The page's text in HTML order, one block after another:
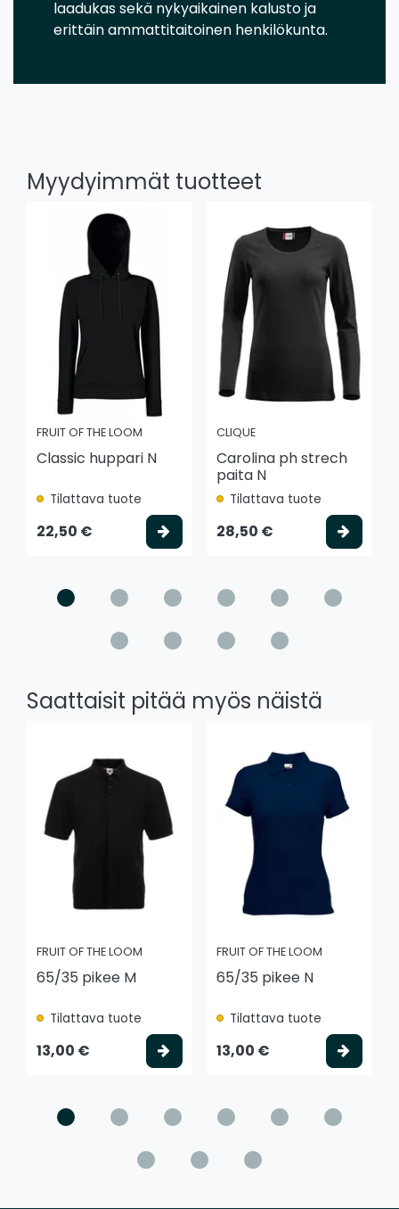
laadukas sekä nykyaikainen kalusto ja
erittäin ammattitaitoinen henkilökunta.
Myydyimmät tuotteet
FRUIT OF THE LOOM
Classic huppari N
Tilattava tuote
22,50 € Valitse vaihtoehto
CLIQUE
Carolina ph strech
paita N
Tilattava tuote
28,50 €
Saattaisit pitää myös näistä
FRUIT OF THE LOOM
65/35 pikee M
Tilattava tuote
13,00 € Valitse vaihtoehto
FRUIT OF THE LOOM
65/35 pikee N
Tilattava tuote
13,00 €